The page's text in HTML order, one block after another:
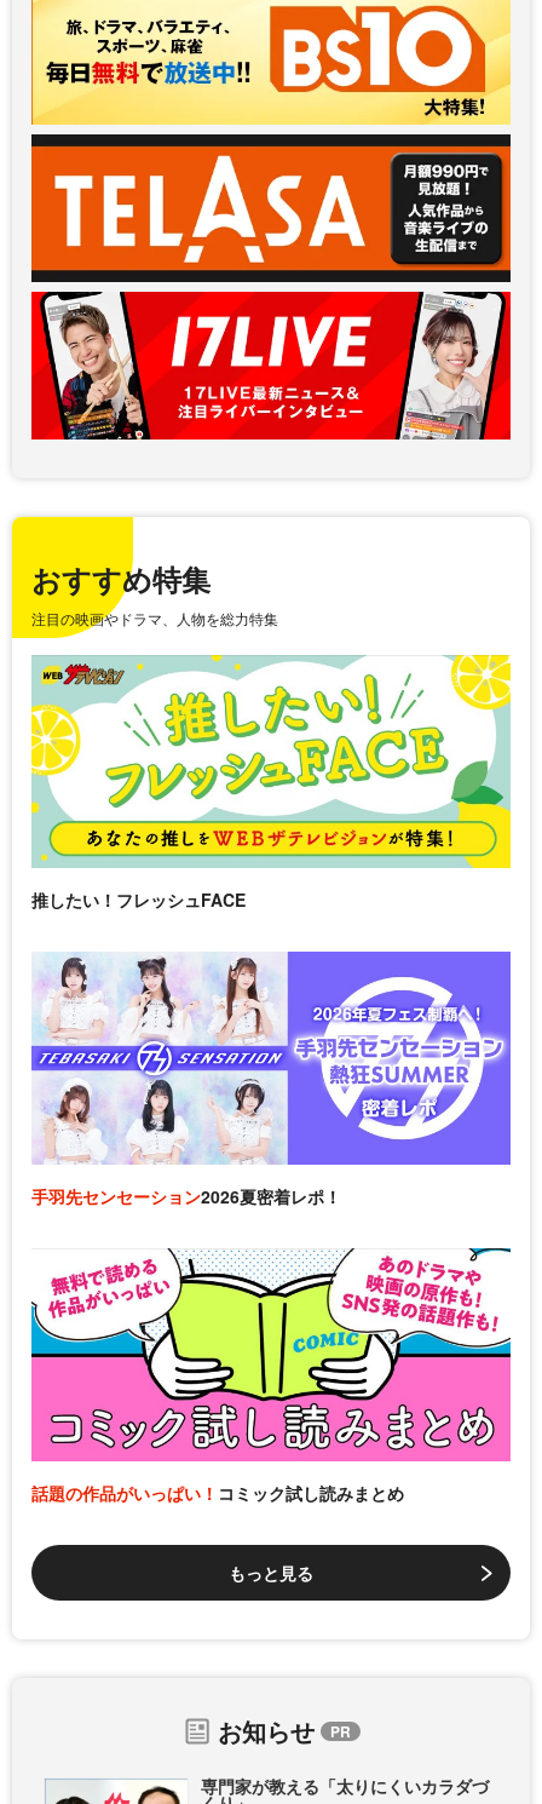
おすすめ特集
注目の映画やドラマ、人物を総力特集
推したい！フレッシュFACE
手羽先センセーション2026夏密着レポ！
話題の作品がいっぱい！ コミック試し読みまとめ
もっと見る
お知らせ
専門家が教える「太りにくいカラダづ